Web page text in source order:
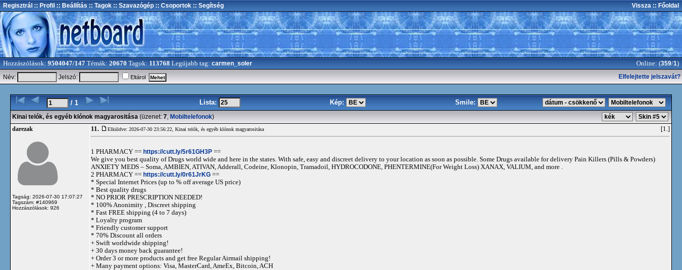
Regisztrál :: Profil :: Beállítás :: Tagok :: Szavazógép :: Csoportok :: Segítség Vissza :: Főoldal
Hozzászólások: 9504047/147 Témák: 20670 Tagok: 113768 Legújabb tag: carmen_soler Online: (359/1)
Név: Jelszó: Eltárol Elfelejtette jelszavát?
/ 1 Lista: Kép: Smile:
Kinai telók, és egyéb klónok magyarositása (üzenet: 7, Mobiltelefonok)
darezak
Tagság: 2026-07-30 17:07:27
Tagszám: #140969
Hozzászólások: 926
11. Elküldve: 2026-07-30 23:56:22, Kinai telók, és egyéb klónok magyarositása [1.]
1 PHARMACY == https://cutt.ly/5r61GH3P ==
We give you best quality of Drugs world wide and here in the states. With safe, easy and discreet delivery to your location as soon as possible. Some Drugs available for delivery Pain Killers (Pills & Powders)
ANXIETY MEDS – Soma, AMBIEN, ATIVAN, Adderall, Codeine, Klonopin, Tramadoil, HYDROCODONE, PHENTERMINE(For Weight Loss) XANAX, VALIUM, and more .
2 PHARMACY == https://cutt.ly/0r61JrKG ==
* Special Internet Prices (up to % off average US price)
* Best quality drugs
* NO PRIOR PRESCRIPTION NEEDED!
* 100% Anonimity , Discreet shipping
* Fast FREE shipping (4 to 7 days)
* Loyalty program
* Friendly customer support
* 70% Discount all orders
+ Swift worldwide shipping!
+ 30 days money back guarantee!
+ Order 3 or more products and get free Regular Airmail shipping!
+ Many payment options: Visa, MasterCard, AmeEx, Bitcoin, ACH